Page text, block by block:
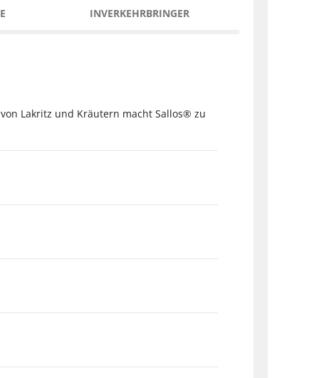
INVERKEHRBRINGER
Lakritz und Kräutern macht Sallos® zu